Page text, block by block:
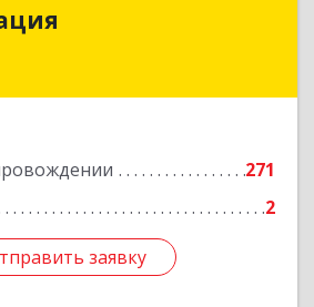
271
2
заявку
обл, Смоленск г, Марии
заявку